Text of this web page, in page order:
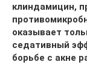
клиндамицин,
оказывает
седативный
борьбе с акне